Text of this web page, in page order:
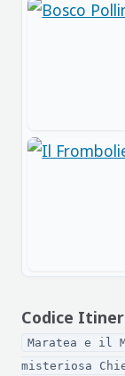
Codice
Maratea e il
misteriosa